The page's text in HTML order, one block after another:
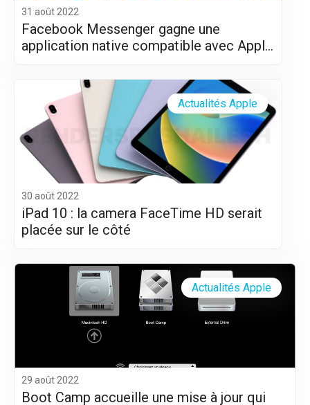
31 août 2022
Facebook Messenger gagne une
application native compatible avec Apple
30 août 2022
iPad 10 : la camera FaceTime HD serait
placée sur le côté
Actualités Apple
29 août 2022
Boot Camp accueille une mise à jour qui
Actualités Apple